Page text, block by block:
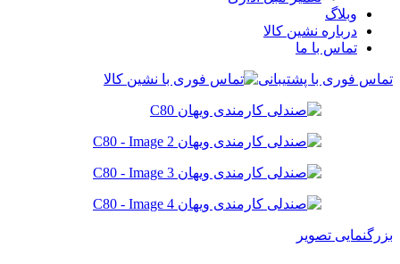
وبلاگ
درباره نشین کالا
تماس با ما
تماس فوری با پشتیبانی
بزرگنمایی تصویر